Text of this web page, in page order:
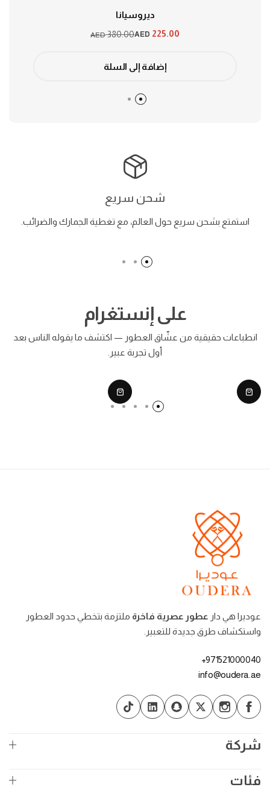
ديروسيانا
AED380.00AED 225.00
إضافة إلى السلة
شحن سريع
استمتع بشحن سريع حول العالم، مع تغطية الجمارك والضرائب.
على إنستغرام
انطباعات حقيقية من عشّاق العطور — اكتشف ما يقوله الناس بعد
أول تجربة عبير.
عوديرا هي دار عطور عصرية فاخرة ملتزمة بتخطي حدود العطور
واستكشاف طرق جديدة للتعبير.
971521000040+
info@oudera.ae
شركة
فئات